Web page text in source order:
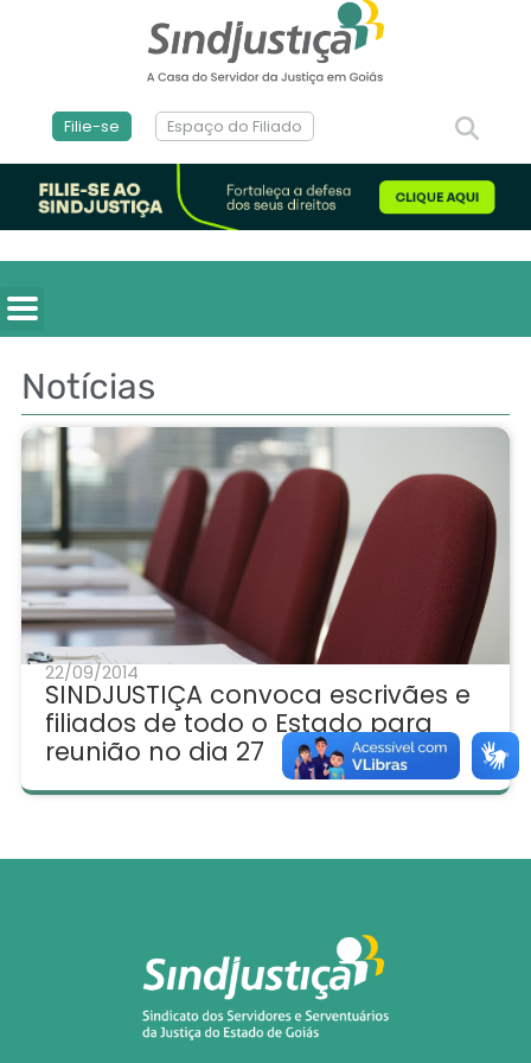
Filie-se Espaço do Filiado
Notícias
22/09/2014
SINDJUSTIÇA convoca escrivães e
filiados de todo o Estado para
reunião no dia 27